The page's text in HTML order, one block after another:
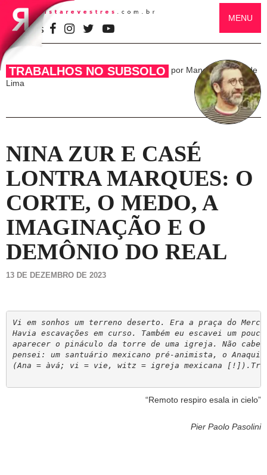
SIGA-NOS
MENU
TRABALHOS NO SUBSOLO
por Manoel Ricardo de
Lima
NINA ZUR E CASÉ
LONTRA MARQUES: O
CORTE, O MEDO, A
IMAGINAÇÃO E O
DEMÔNIO DO REAL
13 DE DEZEMBRO DE 2023
Vi em sonhos um terreno deserto. Era a praça do
Havia escavações em curso. Também eu escavei um
aparecer o pináculo da torre de uma igreja. Não
pensei: um santuário mexicano pré-animista, o
(Ana = àvá; vi = vie, witz = igreja mexicana
“Remoto respiro esala in cielo”
Pier Paolo Pasolini